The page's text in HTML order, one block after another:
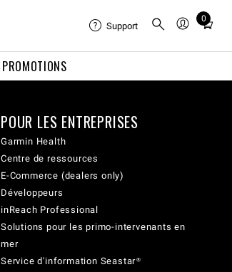
PROMOTIONS
Support
0
Total
cart:
POUR LES ENTREPRISES
Garmin Health
Centre de ressources
E-Commerce (dealers only)
Développeurs
inReach Professional
Solutions pour les primo-intervenants en
mer
Service d'information Seastar®